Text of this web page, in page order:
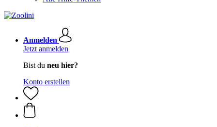
Anmelden
Jetzt anmelden
Bist du neu hier?
Konto erstellen